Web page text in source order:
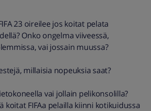
23 oireilee jos koitat pelata
Onko ongelma viiveessä,
vai jossain muussa?
millaisia nopeuksia saat?
vai jollain pelikonsolilla?
koitat FIFAa pelailla kiinni kotikuidussa